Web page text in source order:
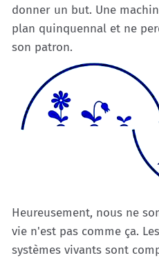
donner un but. Une
plan quinquennal et ne
son patron.
Heureusement, nous ne
vie n'est pas comme ça.
systèmes vivants sont